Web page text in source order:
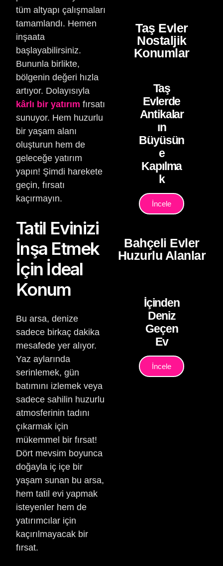
tüm altyapı çalışmaları
tamamlandı. Hemen
inşaata
başlayabilirsiniz.
Bununla birlikte,
bölgenin değeri hızla
artıyor. Dolayısıyla
kârlı bir yatırım fırsatı
sunuyor. Hem huzurlu
bir yaşam alanı
oluşturun hem de
geleceğe yatırım
yapın! Şimdi harekete
geçin, fırsatı
kaçırmayın.
Tatil Evinizi
İnşa Etmek
İçin İdeal
Konum
Bu arsa, denize
sadece birkaç dakika
mesafede yer alıyor.
Yaz aylarında
serinlemek, gün
batımını izlemek veya
sadece sahilin huzurlu
atmosferinin tadını
çıkarmak için
mükemmel bir fırsat!
Dört mevsim boyunca
doğayla iç içe bir
yaşam sunan bu arsa,
hem tatil evi yapmak
isteyenler hem de
yatırımcılar için
kaçırılmayacak bir
fırsat.
Taş Evler
Nostaljik
Konumlar
Taş
Evlerde
Antikalar
ın
Büyüsün
e
Kapılma
k
İncele
Bahçeli Evler
Huzurlu Alanlar
İçinden
Deniz
Geçen
Ev
İncele